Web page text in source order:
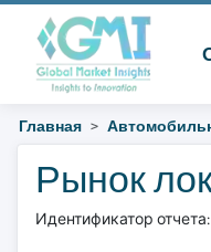
Главная
Рынок
Идентификатор отчета: